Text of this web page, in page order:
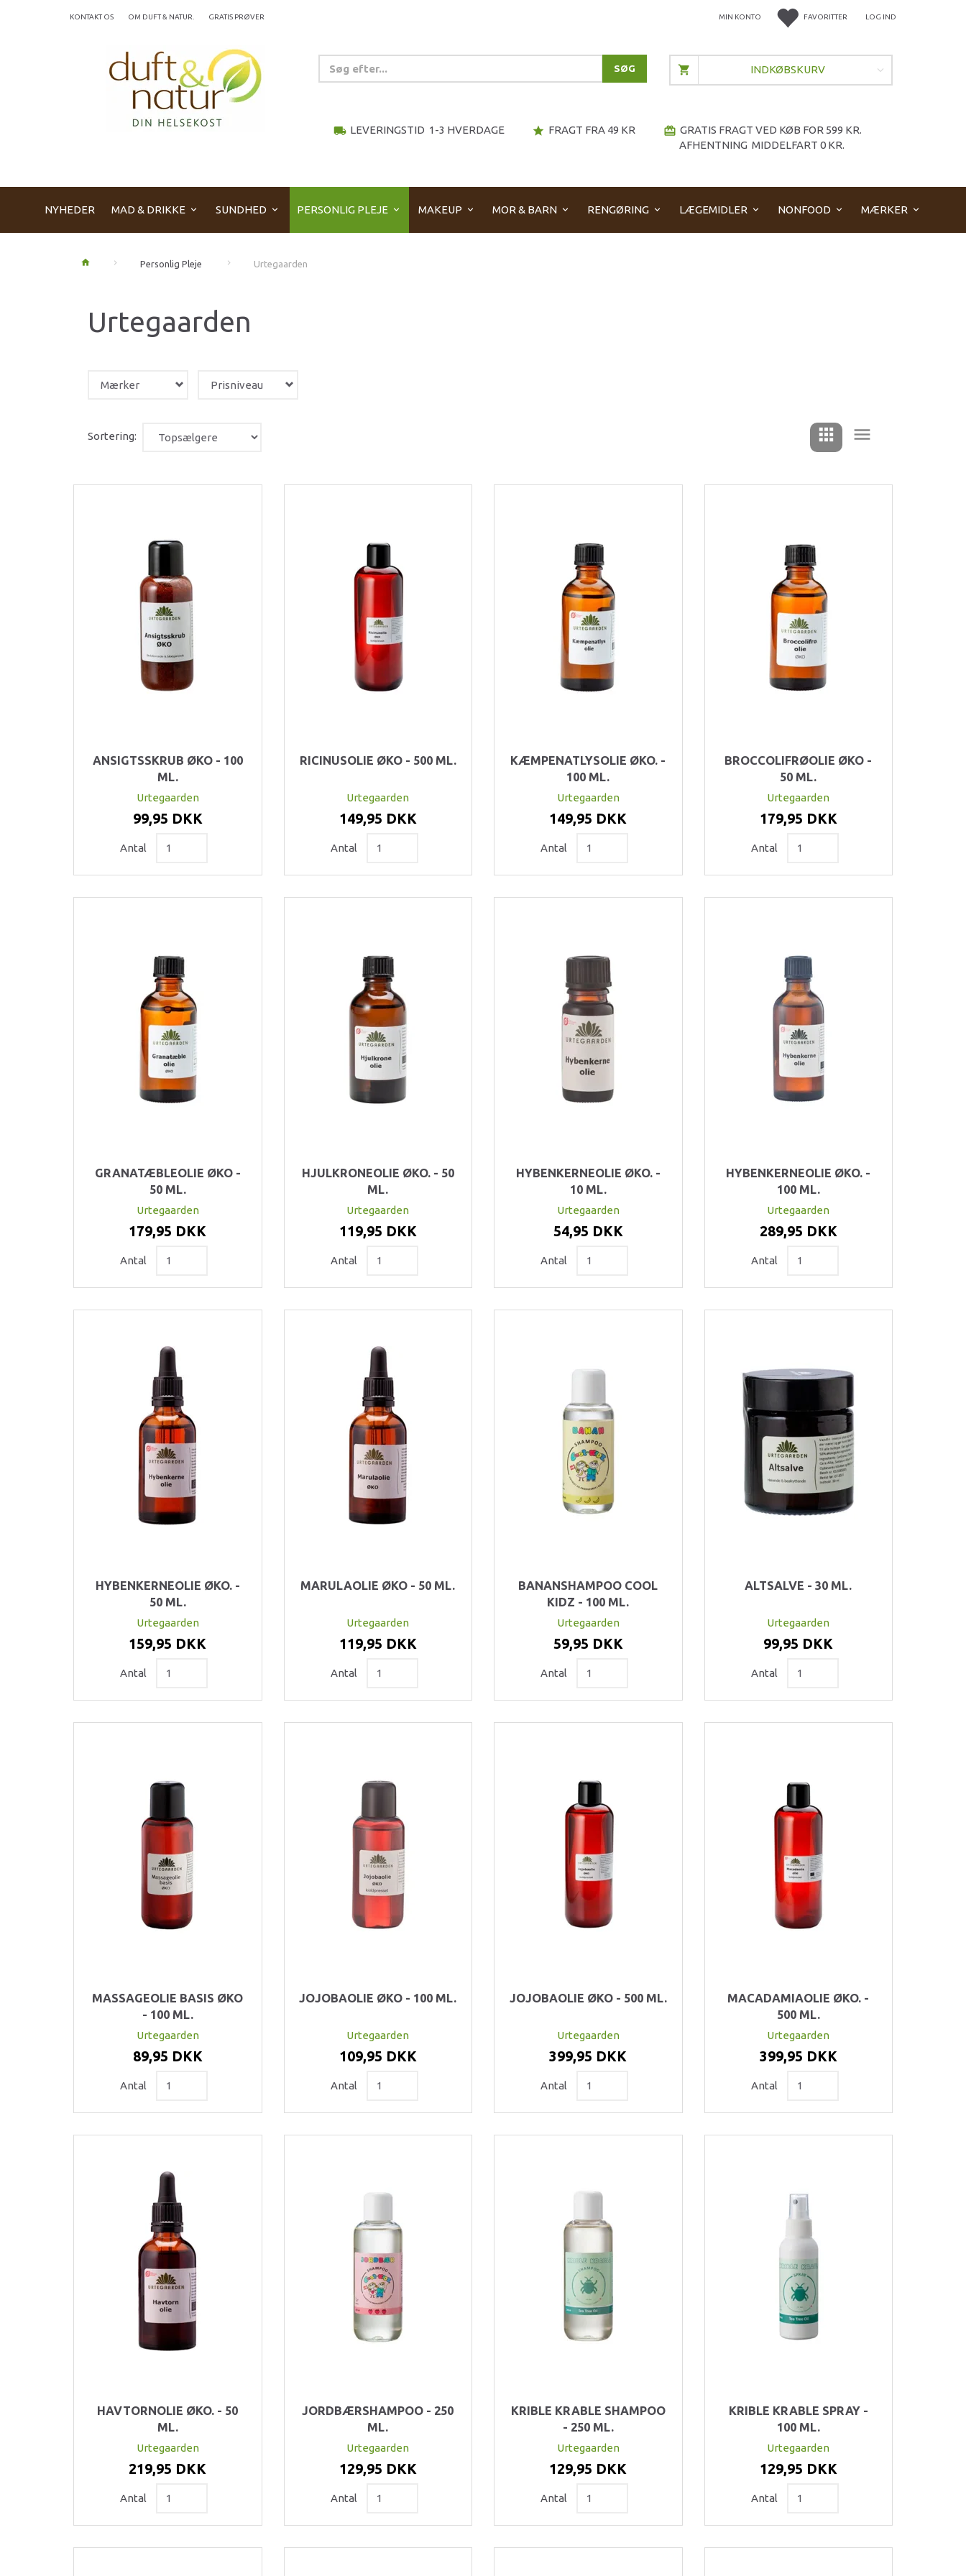
FAVORITTER LOG IND
MIN KONTO
KONTAKT OS OM DUFT & NATUR. GRATIS PRØVER
SØG
local_shipping LEVERINGSTID 1-3 HVERDAGE star FRAGT FRA 49 KR redeem GRATIS FRAGT VED KØB FOR 599 KR.
AFHENTNING MIDDELFART 0 KR.
INDKØBSKURV
NYHEDER MAD & DRIKKE SUNDHED PERSONLIG PLEJE MAKEUP MOR & BARN RENGØRING LÆGEMIDLER NONFOOD MÆRKER
Personlig Pleje Urtegaarden
Urtegaarden
Mærker Prisniveau
Sortering:
ANSIGTSSKRUB ØKO - 100
ML.
Urtegaarden
99,95 DKK
Antal
RICINUSOLIE ØKO - 500 ML.
Urtegaarden
149,95 DKK
Antal
KÆMPENATLYSOLIE ØKO. -
100 ML.
Urtegaarden
149,95 DKK
Antal
BROCCOLIFRØOLIE ØKO -
50 ML.
Urtegaarden
179,95 DKK
Antal
GRANATÆBLEOLIE ØKO -
50 ML.
Urtegaarden
179,95 DKK
Antal
HJULKRONEOLIE ØKO. - 50
ML.
Urtegaarden
119,95 DKK
Antal
HYBENKERNEOLIE ØKO. -
10 ML.
Urtegaarden
54,95 DKK
Antal
HYBENKERNEOLIE ØKO. -
100 ML.
Urtegaarden
289,95 DKK
Antal
HYBENKERNEOLIE ØKO. -
50 ML.
Urtegaarden
159,95 DKK
Antal
MARULAOLIE ØKO - 50 ML.
Urtegaarden
119,95 DKK
Antal
BANANSHAMPOO COOL
KIDZ - 100 ML.
Urtegaarden
59,95 DKK
Antal
ALTSALVE - 30 ML.
Urtegaarden
99,95 DKK
Antal
MASSAGEOLIE BASIS ØKO
- 100 ML.
Urtegaarden
89,95 DKK
Antal
JOJOBAOLIE ØKO - 100 ML.
Urtegaarden
109,95 DKK
Antal
JOJOBAOLIE ØKO - 500 ML.
Urtegaarden
399,95 DKK
Antal
MACADAMIAOLIE ØKO. -
500 ML.
Urtegaarden
399,95 DKK
Antal
HAVTORNOLIE ØKO. - 50
ML.
Urtegaarden
219,95 DKK
Antal
JORDBÆRSHAMPOO - 250
ML.
Urtegaarden
129,95 DKK
Antal
KRIBLE KRABLE SHAMPOO
- 250 ML.
Urtegaarden
129,95 DKK
Antal
KRIBLE KRABLE SPRAY -
100 ML.
Urtegaarden
129,95 DKK
Antal